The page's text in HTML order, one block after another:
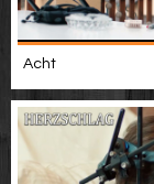
Acht